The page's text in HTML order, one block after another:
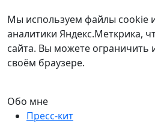
Мы используем файлы cookie
аналитики Яндекс.Меткрика,
сайта. Вы можете ограничить
своём браузере.
Обо мне
Пресс-кит